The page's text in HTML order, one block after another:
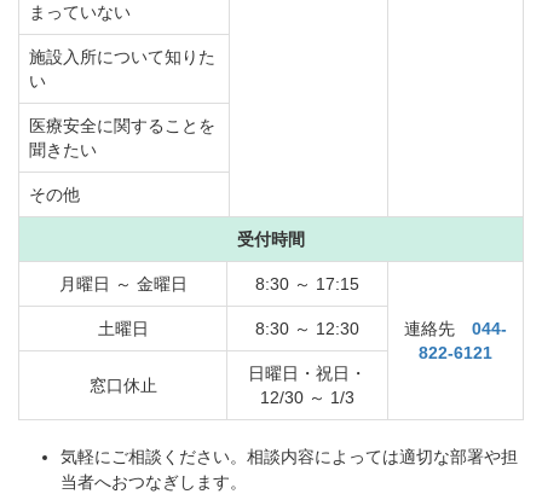
まっていない
施設入所について知りた
い
医療安全に関することを
聞きたい
その他
受付時間
月曜日 ～ 金曜日 8:30 ～ 17:15
連絡先 044-
822-6121
土曜日 8:30 ～ 12:30
窓口休止
日曜日・祝日・
12/30 ～ 1/3
気軽にご相談ください。相談内容によっては適切な部署や担
当者へおつなぎします。